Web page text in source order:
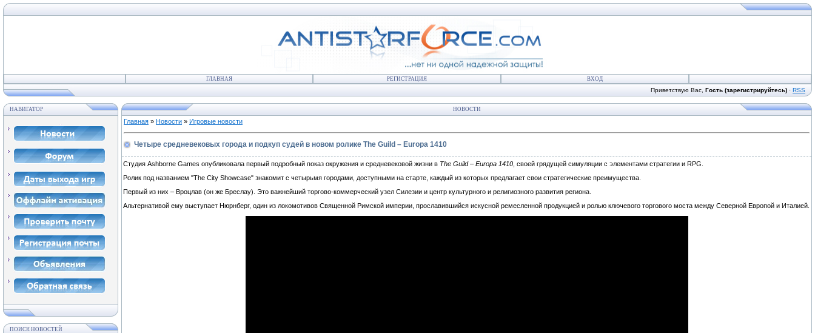
ГЛАВНАЯ РЕГИСТРАЦИЯ ВХОД
Приветствую Вас, Гость (зарегистрируйтесь) · RSS
НАВИГАТОР
ПОИСК НОВОСТЕЙ
НОВОСТИ
Главная » Новости » Игровые новости
Четыре средневековых города и подкуп судей в новом ролике The Guild – Europa 1410
Студия Ashborne Games опубликовала первый подробный показ окружения и средневековой жизни в The Guild – Europa 1410 , своей грядущей симуляции с элементами стратегии и RPG.
Ролик под названием "The City Showcase" знакомит с четырьмя городами, доступными на старте, каждый из которых предлагает свои стратегические преимущества.
Первый из них – Вроцлав (он же Бреслау). Это важнейший торгово-коммерческий узел Силезии и центр культурного и религиозного развития региона.
Альтернативой ему выступает Нюрнберг, один из локомотивов Священной Римской империи, прославившийся искусной ремесленной продукцией и ролью ключевого торгового моста между Северной Европой и Италией.